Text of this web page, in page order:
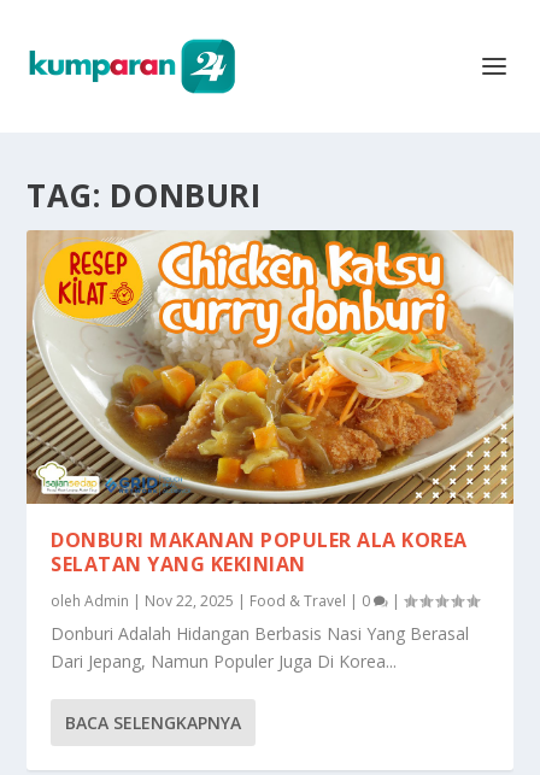
TAG: DONBURI
DONBURI MAKANAN POPULER ALA KOREA
SELATAN YANG KEKINIAN
olehAdmin | Nov 22, 2025 | Food & Travel | 0 |
Donburi Adalah Hidangan Berbasis Nasi Yang Berasal
Dari Jepang, Namun Populer Juga Di Korea...
BACA SELENGKAPNYA